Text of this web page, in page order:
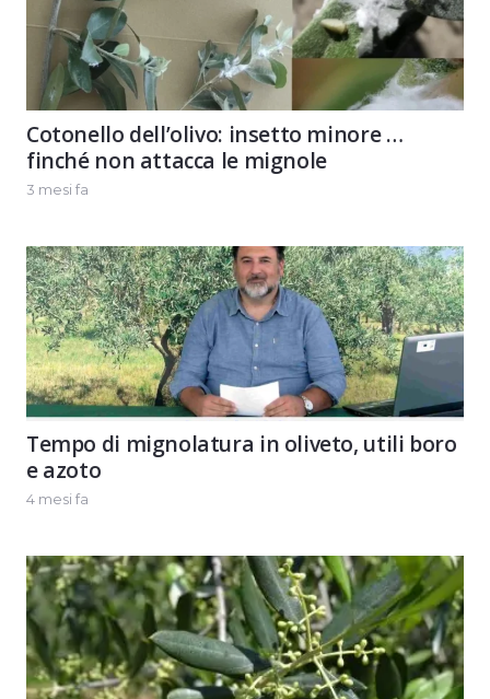
Cotonello dell’olivo: insetto minore …
finché non attacca le mignole
3 mesi fa
Tempo di mignolatura in oliveto, utili boro
e azoto
4 mesi fa